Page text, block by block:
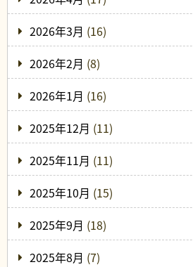
2026年3月 (16)
2026年2月 (8)
2026年1月 (16)
2025年12月 (11)
2025年11月 (11)
2025年10月 (15)
2025年9月 (18)
2025年8月 (7)